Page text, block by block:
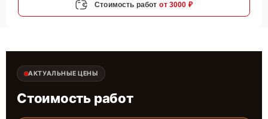
Стоимость работ от 3000 ₽
АКТУАЛЬНЫЕ ЦЕНЫ
Стоимость работ